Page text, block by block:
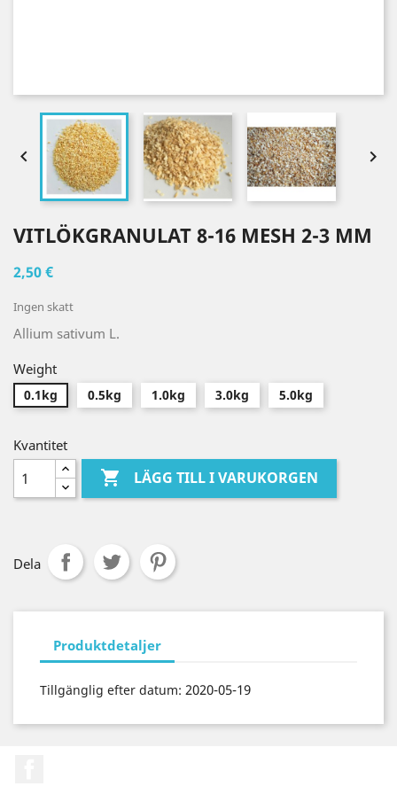
 
VITLÖKGRANULAT 8-16 MESH 2-3 MM
2,50 €
Ingen skatt
Allium sativum L.
Weight
0.1kg 0.5kg 1.0kg 3.0kg 5.0kg
Kvantitet
 LÄGG TILL I VARUKORGEN
Dela
Produktdetaljer
Tillgänglig efter datum: 2020-05-19